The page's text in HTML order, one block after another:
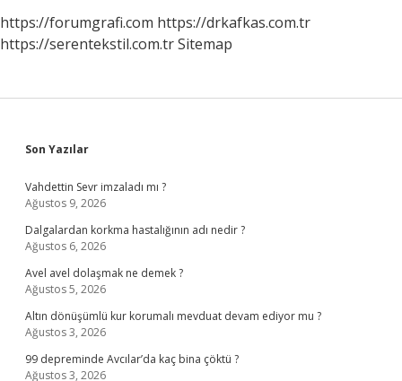
https://forumgrafi.com https://drkafkas.com.tr
https://serentekstil.com.trSitemap
Sidebar
Son Yazılar
Vahdettin Sevr imzaladı mı ?
Ağustos 9, 2026
Dalgalardan korkma hastalığının adı nedir ?
Ağustos 6, 2026
Avel avel dolaşmak ne demek ?
Ağustos 5, 2026
Altın dönüşümlü kur korumalı mevduat devam ediyor mu ?
Ağustos 3, 2026
99 depreminde Avcılar’da kaç bina çöktü ?
Ağustos 3, 2026